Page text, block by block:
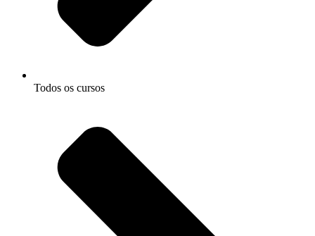
Todos os cursos